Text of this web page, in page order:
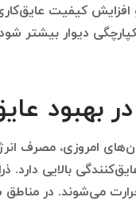
افزایش کیفیت
دیوار بیشتر
امروزی، مصرف
بالایی
می‌شوند. در